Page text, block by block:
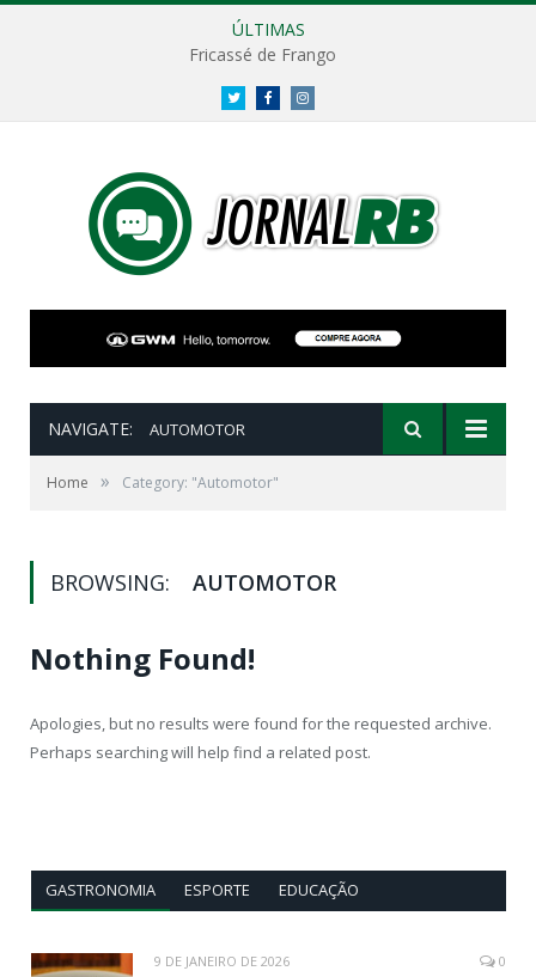
ÚLTIMAS
Fricassé de Frango
TwitterFacebookInstagram
NAVIGATE: AUTOMOTOR
Home » Category: "Automotor"
BROWSING: AUTOMOTOR
Nothing Found!
Apologies, but no results were found for the requested archive.
Perhaps searching will help find a related post.
GASTRONOMIA ESPORTE EDUCAÇÃO
9 DE JANEIRO DE 2026 0